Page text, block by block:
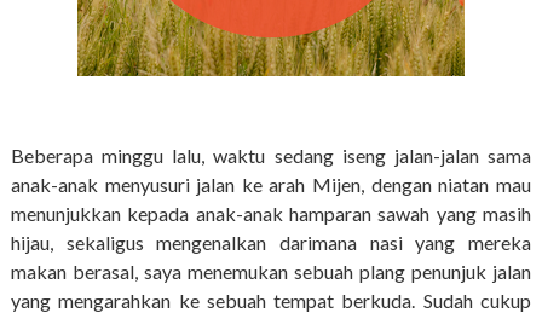
Beberapa minggu lalu, waktu sedang iseng jalan-jalan sama
anak-anak menyusuri jalan ke arah Mijen, dengan niatan mau
menunjukkan kepada anak-anak hamparan sawah yang masih
hijau, sekaligus mengenalkan darimana nasi yang mereka
makan berasal, saya menemukan sebuah plang penunjuk jalan
yang mengarahkan ke sebuah tempat berkuda. Sudah cukup